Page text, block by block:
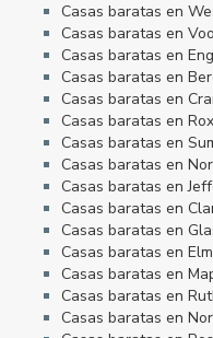
Casas baratas en
Casas baratas en
Casas baratas en
Casas baratas en
Casas baratas en
Casas baratas en
Casas baratas en
Casas baratas en
Casas baratas en
Casas baratas en
Casas baratas en
Casas baratas en
Casas baratas en
Casas baratas en
Casas baratas en